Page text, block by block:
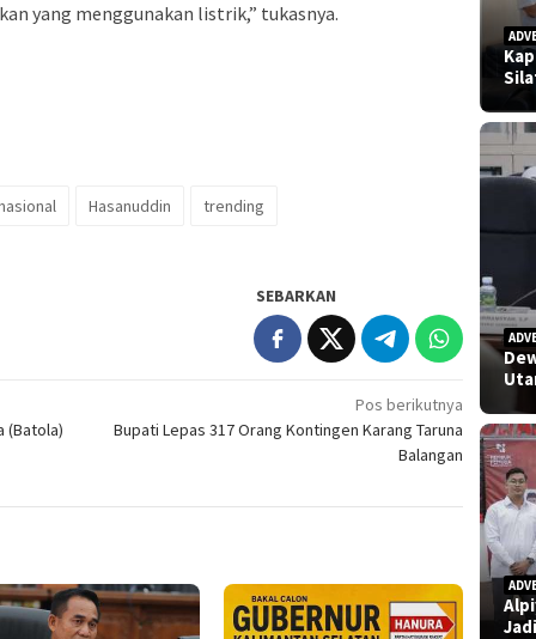
yang menggunakan listrik,” tukasnya.
Hasanuddin trending
SEBARKAN
(Batola)
Pos berikutnya
Bupati Lepas 317 Orang Kontingen Karang Taruna
Balangan